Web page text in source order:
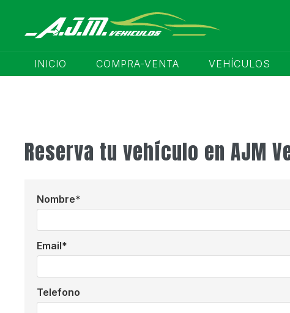
INICIO COMPRA-VENTA VEHÍCULOS
Reserva tu vehículo en AJM
Nombre
Email
Telefono